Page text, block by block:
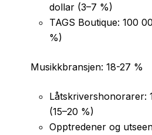
dollar (3–7 %)
TAGS Boutique: 100
%)
Musikkbransjen: 18-27 %
Låtskrivershonorarer:
(15–20 %)
Opptredener og